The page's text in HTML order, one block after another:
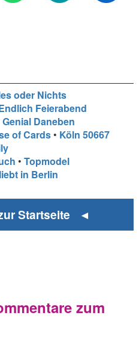
oder Nichts
Feierabend
Genial Daneben
of Cards • Köln 50667
•Topmodel
in Berlin
Startseite ◄
zum